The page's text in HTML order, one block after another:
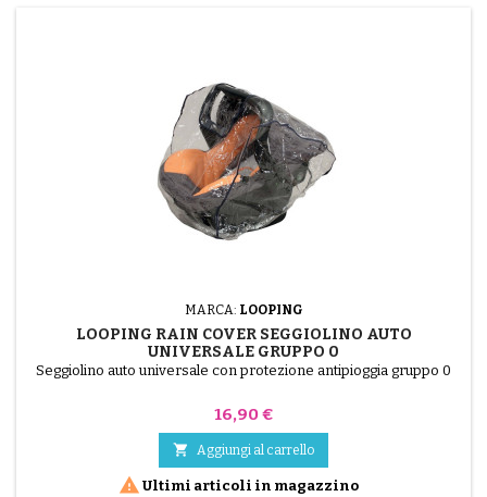
MARCA: LOOPING
LOOPING RAIN COVER SEGGIOLINO AUTO
UNIVERSALE GRUPPO 0
Seggiolino auto universale con protezione antipioggia gruppo 0
Prezzo
16,90 €
 Aggiungi al carrello
 Ultimi articoli in magazzino